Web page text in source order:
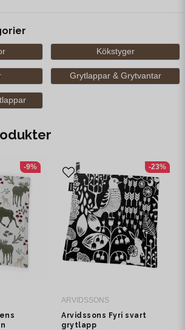
Kökstyger
Grytlappar & Grytvantar
-9%
ARVIDSSONS
Arvidssons Fyri svart
grytlapp
-23%